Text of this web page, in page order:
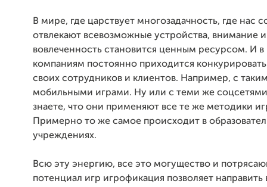
В мире, где царствует многозадачность, где нас
отвлекают всевозможные устройства, внимание и
вовлеченность становится ценным ресурсом. И
компаниям постоянно приходится
своих сотрудников и клиентов. Например, с
мобильными играми. Ну или с теми же
знаете, что они применяют все те же методики
Примерно то же самое происходит в
учреждениях.
Всю эту энергию, все это могущество и
потенциал игр игрофикация позволяет